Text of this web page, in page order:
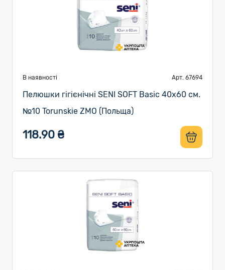
В наявності Арт. 67694
Пелюшки гігієнічні SENI SOFT Basic 40х60 см.
№10 Torunskie ZMO (Польща)
118.90 ₴